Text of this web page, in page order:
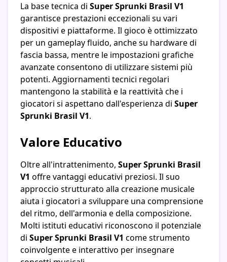
La base tecnica di Super Sprunki Brasil V1
garantisce prestazioni eccezionali su vari
dispositivi e piattaforme. Il gioco è ottimizzato
per un gameplay fluido, anche su hardware di
fascia bassa, mentre le impostazioni grafiche
avanzate consentono di utilizzare sistemi più
potenti. Aggiornamenti tecnici regolari
mantengono la stabilità e la reattività che i
giocatori si aspettano dall'esperienza di Super
Sprunki Brasil V1.
Valore Educativo
Oltre all'intrattenimento, Super Sprunki Brasil
V1 offre vantaggi educativi preziosi. Il suo
approccio strutturato alla creazione musicale
aiuta i giocatori a sviluppare una comprensione
del ritmo, dell'armonia e della composizione.
Molti istituti educativi riconoscono il potenziale
di Super Sprunki Brasil V1 come strumento
coinvolgente e interattivo per insegnare